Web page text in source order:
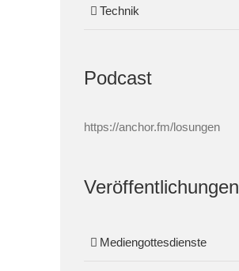
Technik
Podcast
https://anchor.fm/losungen
Veröffentlichungen
Mediengottesdienste